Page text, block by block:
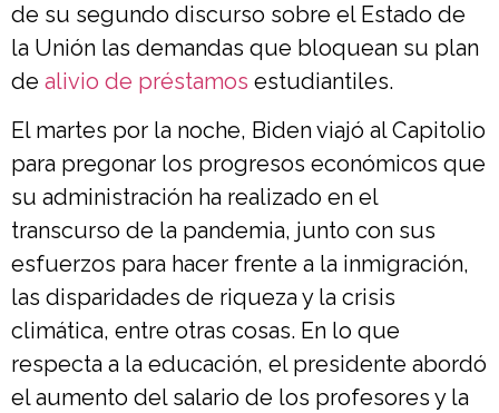
de su segundo discurso sobre el Estado de
la Unión las demandas que bloquean su plan
de alivio de préstamos estudiantiles.
El martes por la noche, Biden viajó al Capitolio
para pregonar los progresos económicos que
su administración ha realizado en el
transcurso de la pandemia, junto con sus
esfuerzos para hacer frente a la inmigración,
las disparidades de riqueza y la crisis
climática, entre otras cosas. En lo que
respecta a la educación, el presidente abordó
el aumento del salario de los profesores y la